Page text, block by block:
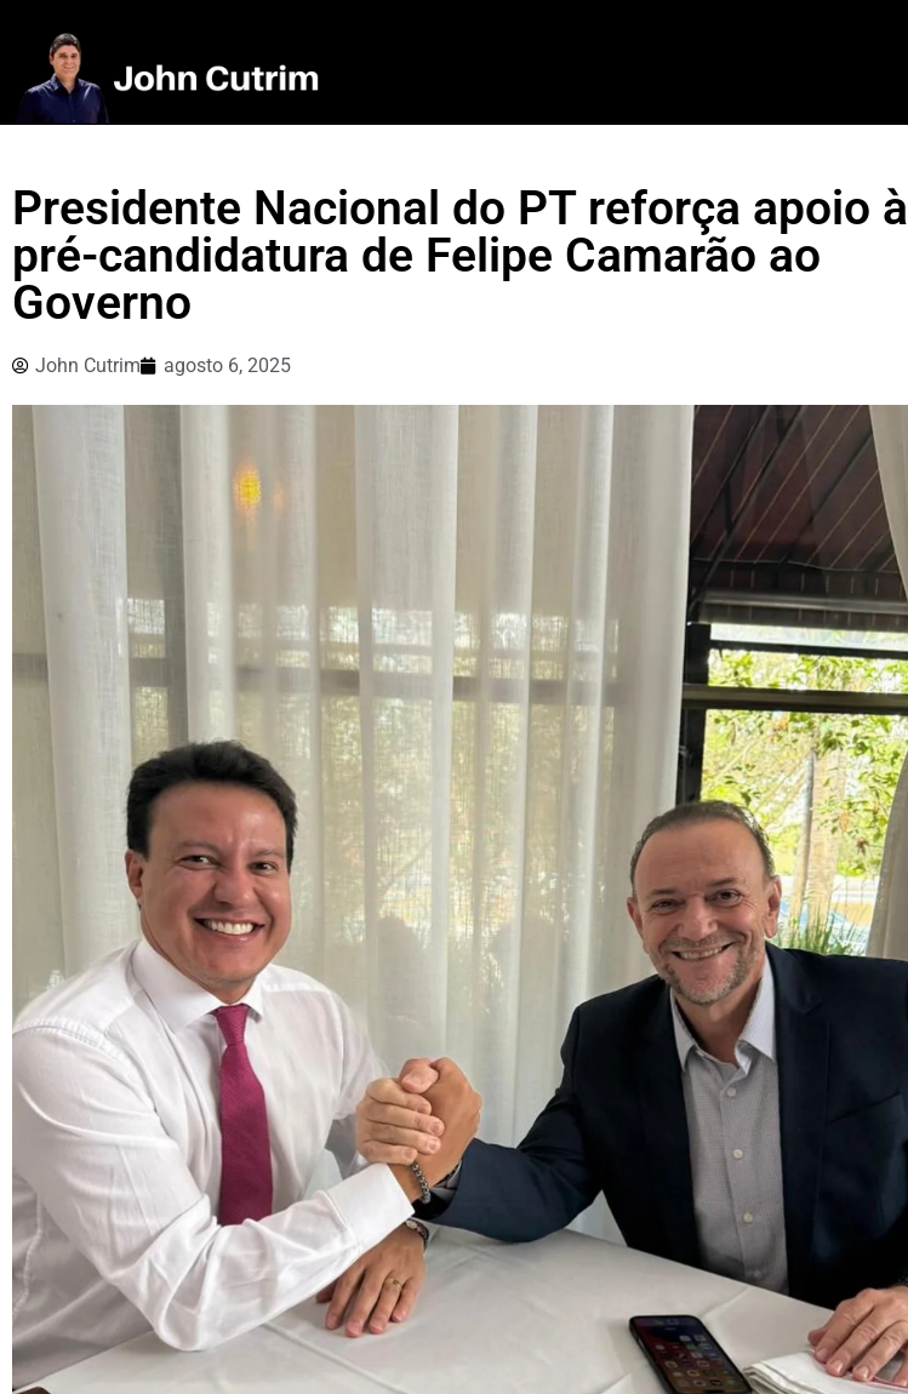
Presidente Nacional do PT reforça apoio à
pré-candidatura de Felipe Camarão ao
Governo
John Cutrim agosto 6, 2025